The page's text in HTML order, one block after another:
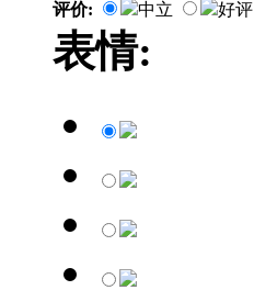
评价: 中立 好评
表情: